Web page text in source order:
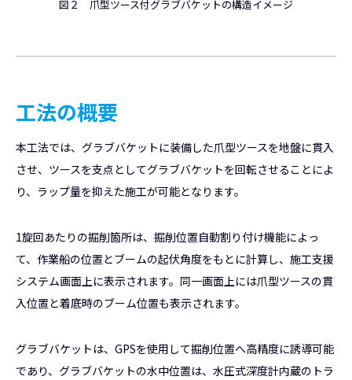
図２ 爪型ツース付グラブバケットの構造イメージ
工法の概要
本工法では、グラブバケットに装備した爪型ツースを地盤に貫入
させ、ツースを支点としてグラブバケットを回転させることによ
り、ラップ量を抑えた施工が可能となります。
1旋回あたりの掘削箇所は、掘削位置自動割り付け機能によっ
て、作業船の位置とブームの起伏角度をもとに計算し、施工支援
システム画面上に表示されます。同一画面上には爪型ツースの貫
入位置と着底時のブーム位置も表示されます。
グラブバケットは、GPSを使用して掘削位置へ高精度に誘導可能
であり、グラブバケットの水中位置は、水圧式深度計内蔵のトラ